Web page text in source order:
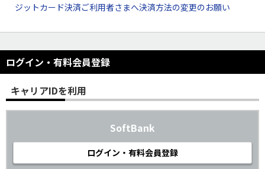
ジットカード決済ご利用者さまへ決済方法の変更のお願い
ログイン・有料会員登録
キャリアIDを利用
SoftBank
ログイン・有料会員登録